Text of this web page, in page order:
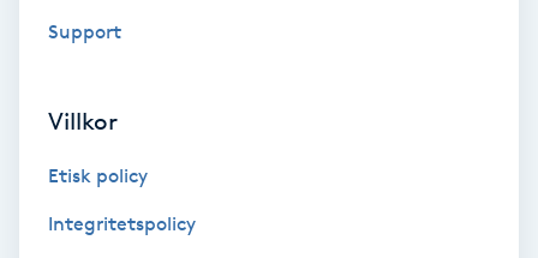
Vaccination
Vampyrbehandling
Support
Villkor
Etisk policy
Integritetspolicy